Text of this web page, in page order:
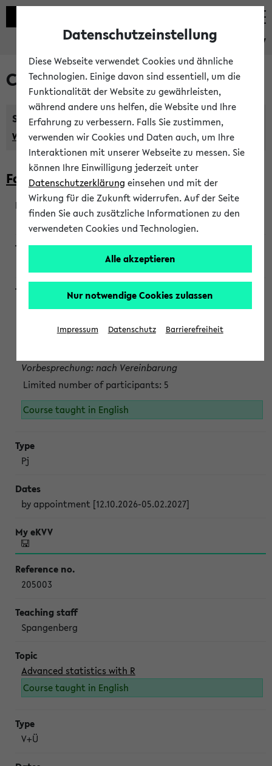
eKVV
Courses taught in English
Semester:
WiSe 2026/2027 SoSe 2026 Previous...
Faculty of Biology
200923
Wendisch, Peters-Wendisch, Stegelmann
Projektmodul "Bakterielle Biotechnologie"
Persönliche Anmeldung beim Veranstalter ist unbedingt
Vorbesprechung: nach Vereinbarung
Limited number of participants: 5
Course taught in English
Pj
by appointment [12.10.2026-05.02.2027]
205003
Spangenberg
Advanced statistics with R
Course taught in English
V+Ü
Datenschutzeinstellung
Diese Webseite verwendet Cookies und ähnliche
Technologien. Einige davon sind essentiell, um die
Funktionalität der Website zu gewährleisten,
während andere uns helfen, die Website und Ihre
Erfahrung zu verbessern. Falls Sie zustimmen,
verwenden wir Cookies und Daten auch, um Ihre
Interaktionen mit unserer Webseite zu messen. Sie
können Ihre Einwilligung jederzeit unter
Datenschutzerklärung einsehen und mit der
Wirkung für die Zukunft widerrufen. Auf der Seite
finden Sie auch zusätzliche Informationen zu den
verwendeten Cookies und Technologien.
Alle akzeptieren
Nur notwendige Cookies zulassen
Impressum Datenschutz Barrierefreiheit